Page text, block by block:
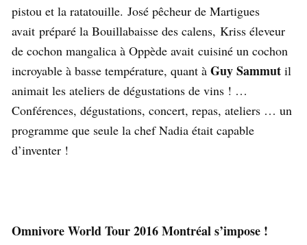
pistou et la ratatouille. José pêcheur de Martigues
avait préparé la Bouillabaisse des calens, Kriss éleveur
de cochon mangalica à Oppède avait cuisiné un cochon
incroyable à basse température, quant à Guy Sammut il
animait les ateliers de dégustations de vins ! …
Conférences, dégustations, concert, repas, ateliers … un
programme que seule la chef Nadia était capable
d’inventer !
Omnivore World Tour 2016 Montréal s’impose !